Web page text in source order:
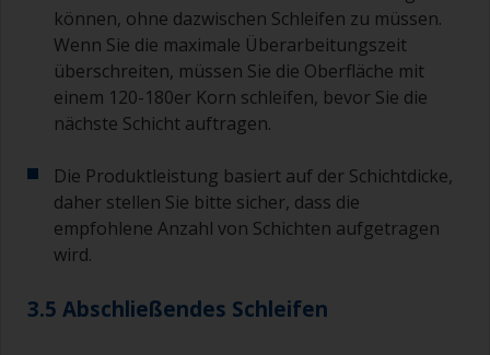
können, ohne dazwischen Schleifen zu müssen.
Wenn Sie die maximale Überarbeitungszeit
überschreiten, müssen Sie die Oberfläche mit
einem 120-180er Korn schleifen, bevor Sie die
nächste Schicht auftragen.
Die Produktleistung basiert auf der Schichtdicke,
daher stellen Sie bitte sicher, dass die
empfohlene Anzahl von Schichten aufgetragen
wird.
3.5 Abschließendes Schleifen